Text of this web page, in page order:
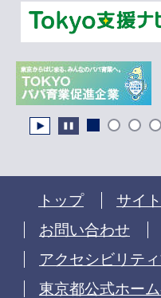
トップ
サイ
お問い合わせ
アクセシビリテ
東京都公式ホー